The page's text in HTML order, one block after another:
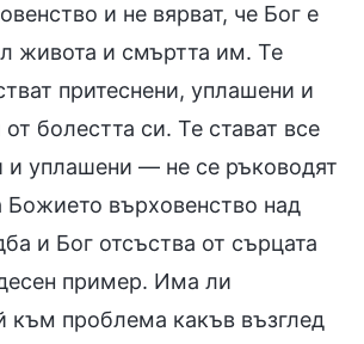
и не вярват, че Бог е
живота и смъртта им. Те
притеснени, уплашени и
болестта си. Те стават все
и уплашени — не се ръководят
Божието върховенство над
и Бог отсъства от сърцата
пример. Има ли
към проблема какъв възглед